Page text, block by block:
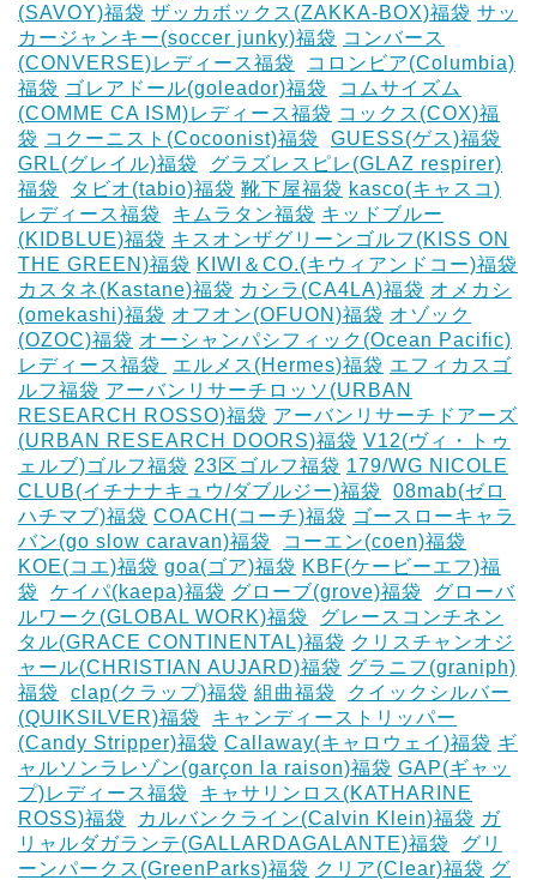
(SAVOY)福袋 ザッカボックス(ZAKKA-BOX)福袋 サッ
カージャンキー(soccer junky)福袋 コンバース
(CONVERSE)レディース福袋
コロンビア(Columbia)
福袋 ゴレアドール(goleador)福袋
コムサイズム
(COMME CA ISM)レディース福袋 コックス(COX)福
袋 コクーニスト(Cocoonist)福袋
GUESS(ゲス)福袋
GRL(グレイル)福袋
グラズレスピレ(GLAZ respirer)
福袋
タビオ(tabio)福袋 靴下屋福袋 kasco(キャスコ)
レディース福袋
キムラタン福袋 キッドブルー
(KIDBLUE)福袋 キスオンザグリーンゴルフ(KISS ON
THE GREEN)福袋 KIWI＆CO.(キウィアンドコー)福袋
カスタネ(Kastane)福袋 カシラ(CA4LA)福袋 ‎オメカシ
(omekashi)福袋 オフオン(OFUON)福袋 オゾック
(OZOC)福袋 オーシャンパシフィック(Ocean Pacific)
レディース福袋 ‎
エルメス(Hermes)福袋 エフィカスゴ
ルフ福袋 アーバンリサーチロッソ(URBAN
RESEARCH ROSSO)福袋 アーバンリサーチドアーズ
(URBAN RESEARCH DOORS)福袋 V12(ヴィ・トゥ
ェルブ)ゴルフ福袋 23区ゴルフ福袋 179/WG NICOLE
CLUB(イチナナキュウ/ダブルジー)福袋
08mab(ゼロ
ハチマブ)福袋 COACH(コーチ)福袋 ゴースローキャラ
バン(go slow caravan)福袋
コーエン(coen)福袋
KOE(コエ)福袋 goa(ゴア)福袋 KBF(ケービーエフ)福
袋
ケイパ(kaepa)福袋 グローブ(grove)福袋
グローバ
ルワーク(GLOBAL WORK)福袋
グレースコンチネン
タル(GRACE CONTINENTAL)福袋 クリスチャンオジ
ャール(CHRISTIAN AUJARD)福袋 グラニフ(graniph)
福袋
clap(クラップ)福袋 組曲福袋
クイックシルバー
(QUIKSILVER)福袋
キャンディーストリッパー
(Candy Stripper)福袋 Callaway(キャロウェイ)福袋 ギ
ャルソンラレゾン(garçon la raison)福袋 GAP(ギャッ
プ)レディース福袋
キャサリンロス(KATHARINE
ROSS)福袋
カルバンクライン(Calvin Klein)福袋 ガ
リャルダガランテ(GALLARDAGALANTE)福袋
グリ
ーンパークス(GreenParks)福袋 クリア(Clear)福袋 グ